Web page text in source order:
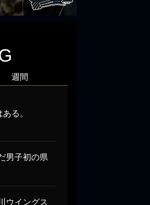
る。
男子初の県
ウイングス
週間